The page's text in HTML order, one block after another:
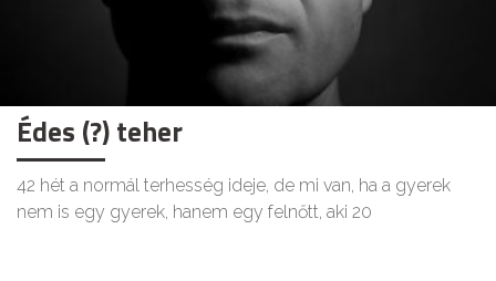
Édes (?) teher
42 hét a normál terhesség ideje, de mi van, ha a gyerek
nem is egy gyerek, hanem egy felnőtt, aki 20